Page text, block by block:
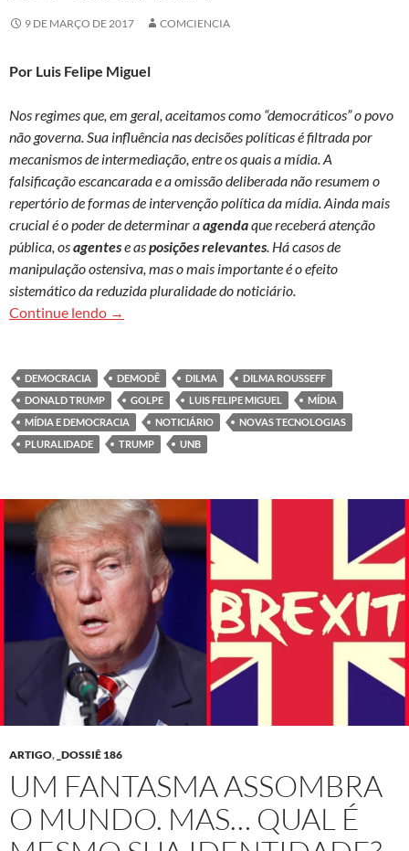
9 DE MARÇO DE 2017 COMCIENCIA
Por Luis Felipe Miguel
Nos regimes que, em geral, aceitamos como “democráticos” o povo
não governa. Sua influência nas decisões políticas é filtrada por
mecanismos de intermediação, entre os quais a mídia. A
falsificação escancarada e a omissão deliberada não resumem o
repertório de formas de intervenção política da mídia. Ainda mais
crucial é o poder de determinar aagendaque receberá atenção
pública, osagentese asposições relevantes. Há casos de
manipulação ostensiva, mas o mais importante é o efeito
sistemático da reduzida pluralidade do noticiário.
Continue lendo Os meios de comunicação e a democracia
→
DEMOCRACIA DEMODÊ DILMA
DILMA ROUSSEFF
DONALD TRUMP
GOLPE LUIS FELIPE MIGUEL
MÍDIA
MÍDIA E DEMOCRACIA
NOTICIÁRIO
NOVAS TECNOLOGIAS
PLURALIDADE
TRUMP UNB
ARTIGO, _DOSSIÊ 186
UM FANTASMA ASSOMBRA
O MUNDO. MAS… QUAL É